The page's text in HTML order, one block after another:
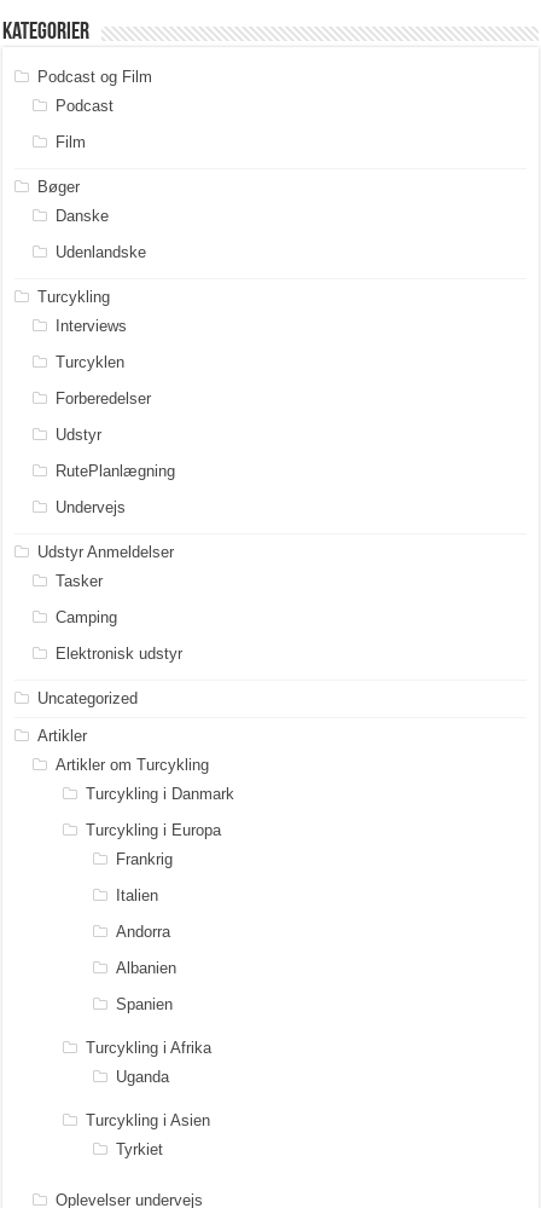
Kategorier
Podcast og Film
Podcast
Film
Bøger
Danske
Udenlandske
Turcykling
Interviews
Turcyklen
Forberedelser
Udstyr
RutePlanlægning
Undervejs
Udstyr Anmeldelser
Tasker
Camping
Elektronisk udstyr
Uncategorized
Artikler
Artikler om Turcykling
Turcykling i Danmark
Turcykling i Europa
Frankrig
Italien
Andorra
Albanien
Spanien
Turcykling i Afrika
Uganda
Turcykling i Asien
Tyrkiet
Oplevelser undervejs